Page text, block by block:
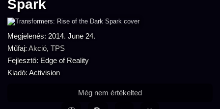
Spark
Megjelenés: 2014. June 24.
Műfaj: Akció, TPS
Fejlesztő: Edge of Reality
Kiadó: Activision
Még nem értékelted